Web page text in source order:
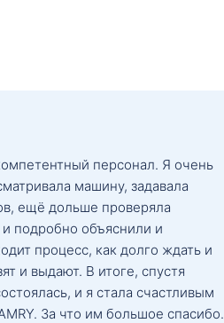
персонал. Я очень
машину, задавала
ещё дольше проверяла
подробно объяснили и
процесс, как долго ждать и
и выдают. В итоге, спустя
и я стала счастливым
За что им большое спасибо.